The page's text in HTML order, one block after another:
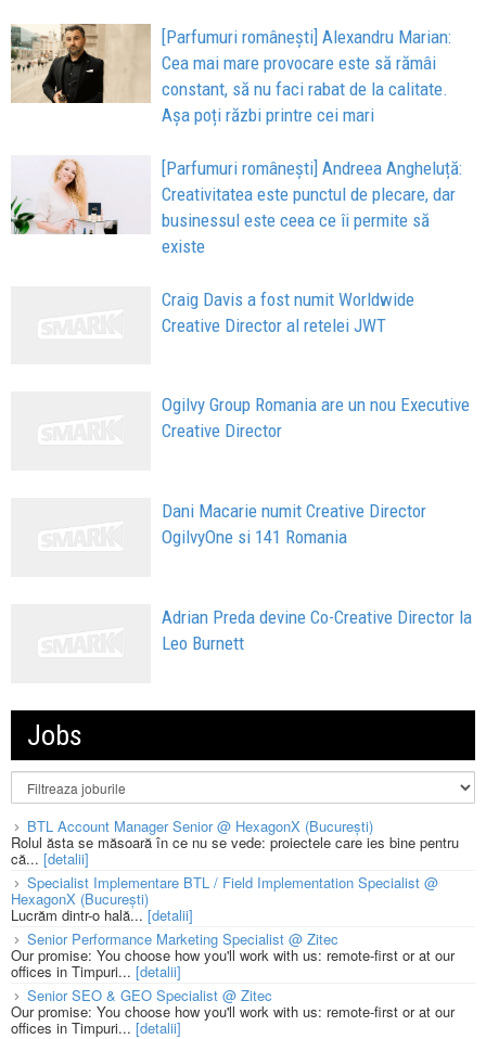
[Parfumuri românești] Alexandru Marian:
Cea mai mare provocare este să rămâi
constant, să nu faci rabat de la calitate.
Așa poți răzbi printre cei mari
[Parfumuri românești] Andreea Angheluță:
Creativitatea este punctul de plecare, dar
businessul este ceea ce îi permite să
existe
Craig Davis a fost numit Worldwide
Creative Director al retelei JWT
Ogilvy Group Romania are un nou Executive
Creative Director
Dani Macarie numit Creative Director
OgilvyOne si 141 Romania
Adrian Preda devine Co-Creative Director la
Leo Burnett
Jobs
BTL Account Manager Senior @ HexagonX (București)
Rolul ăsta se măsoară în ce nu se vede: proiectele care ies bine pentru
că... [detalii]
Specialist Implementare BTL / Field Implementation Specialist @
HexagonX (București)
Lucrăm dintr-o hală...[detalii]
Senior Performance Marketing Specialist @ Zitec
Our promise: You choose how you'll work with us: remote-first or at our
offices in Timpuri... [detalii]
Senior SEO & GEO Specialist @ Zitec
Our promise: You choose how you'll work with us: remote-first or at our
offices in Timpuri... [detalii]